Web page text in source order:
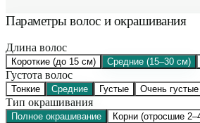
Параметры волос и окрашивания
Длина волос
Короткие (до 15 см) Средние (15–30 см)
Густота волос
Тонкие Средние Густые Очень густые
Тип окрашивания
Полное окрашивание Корни (отросшие